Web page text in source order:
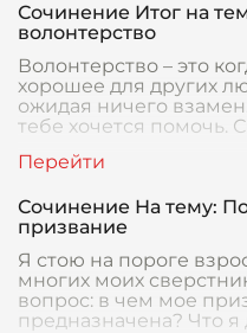
Сочинение Итог на
волонтерство
Волонтерство – это
хорошее для других
ожидая ничего
тебе хочется помочь.
Сочинение На тему:
призвание
Я стою на пороге
многих моих
вопрос: в чем мое
предназначена? Что